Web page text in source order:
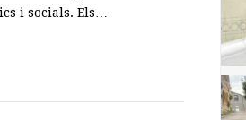
i socials. Els…